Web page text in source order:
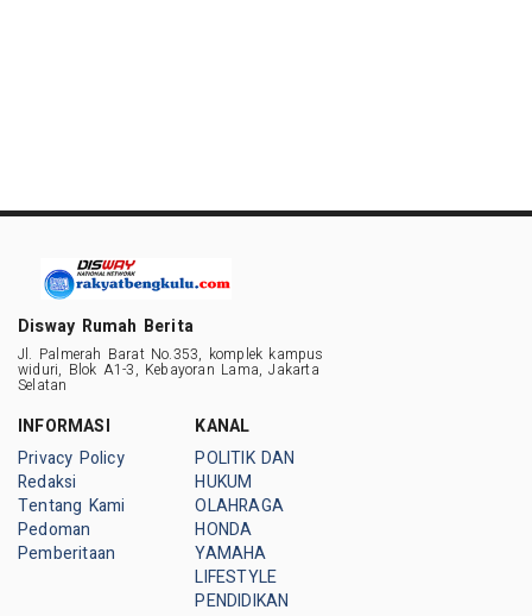
Disway Rumah Berita
Jl. Palmerah Barat No.353, komplek kampus
widuri, Blok A1-3, Kebayoran Lama, Jakarta
Selatan
INFORMASI
Privacy Policy
Redaksi
Tentang Kami
Pedoman
Pemberitaan
KANAL
POLITIK DAN
HUKUM
OLAHRAGA
HONDA
YAMAHA
LIFESTYLE
PENDIDIKAN